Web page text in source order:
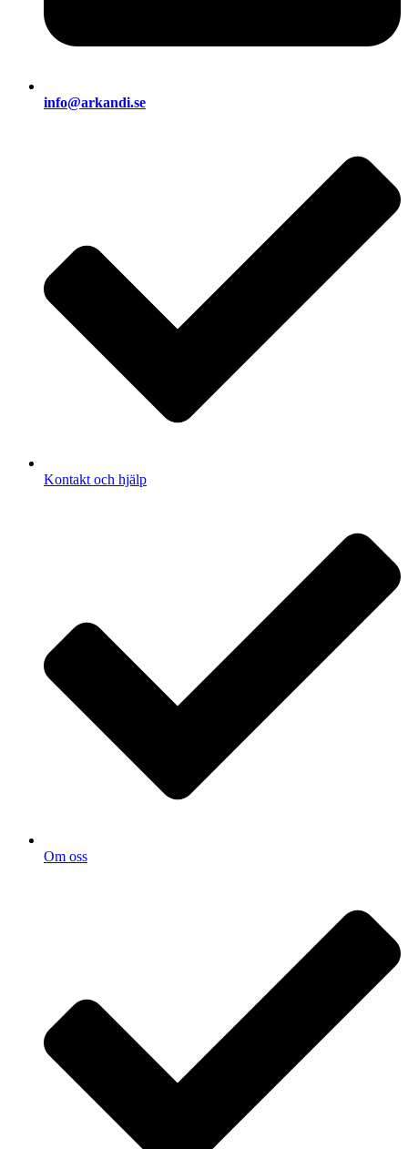
info@arkandi.se
Kontakt och hjälp
Om oss